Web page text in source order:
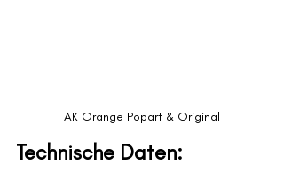
AK Orange Popart & Original
Technische Daten: